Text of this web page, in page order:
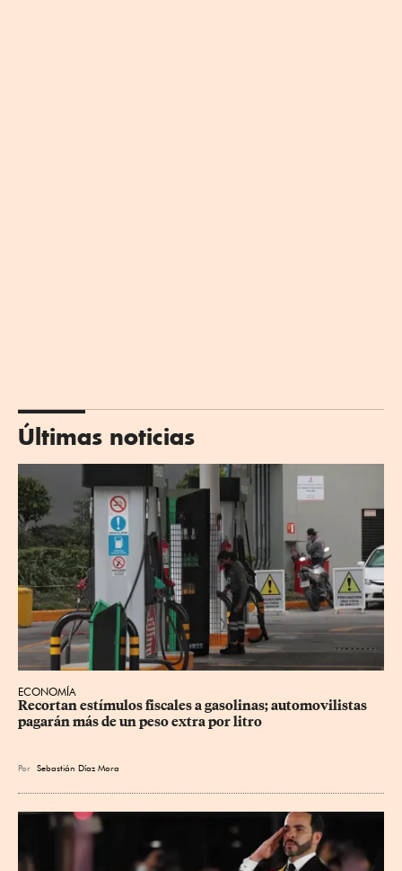
Últimas noticias
ECONOMÍA
Recortan estímulos fiscales a gasolinas; automovilistas
pagarán más de un peso extra por litro
Por Sebastián Díaz Mora